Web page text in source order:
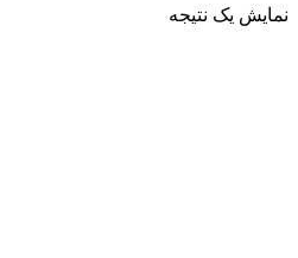
نمایش یک نتیجه